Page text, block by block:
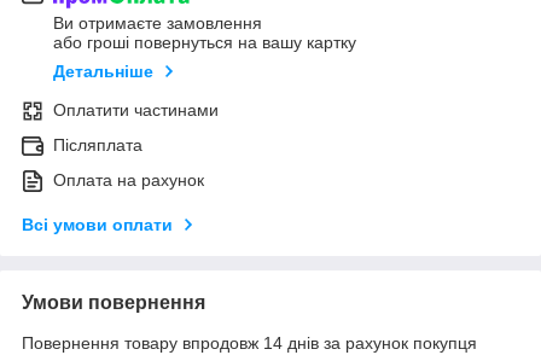
Ви отримаєте замовлення
або гроші повернуться на вашу картку
Детальніше
Оплатити частинами
Післяплата
Оплата на рахунок
Всі умови оплати
Умови повернення
Повернення товару впродовж 14 днів за рахунок покупця